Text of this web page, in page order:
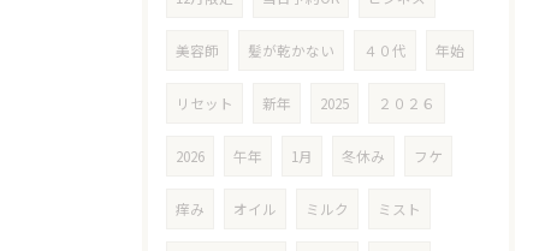
美容師 髪が乾かない ４０代 年始
リセット 新年 2025 ２０２６
2026 午年 1月 冬休み フケ
痒み オイル ミルク ミスト